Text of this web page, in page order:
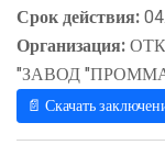
Срок действия:
Организация:
"ЗАВОД
📄 Скачать